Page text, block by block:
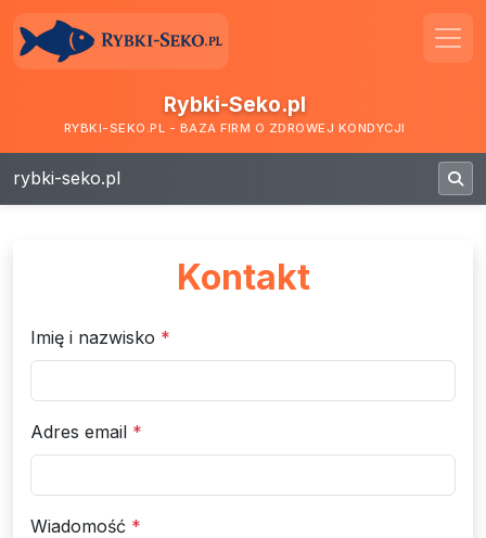
Rybki-Seko.pl
RYBKI-SEKO.PL - BAZA FIRM O ZDROWEJ KONDYCJI
rybki-seko.pl
Kontakt
Imię i nazwisko *
Adres email *
Wiadomość *